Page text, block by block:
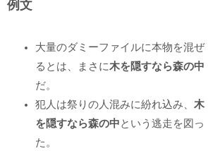
例文
大量のダミーファイルに本物を混ぜ
るとは、まさに木を隠すなら森の中
だ。
犯人は祭りの人混みに紛れ込み、木
を隠すなら森の中という逃走を図っ
た。